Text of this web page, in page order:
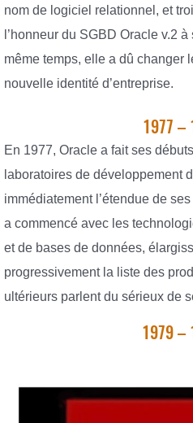
nom de logiciel relationnel, et
l’honneur du SGBD Oracle v.2
même temps, elle a dû changer
nouvelle identité d’entreprise.
1977 –
En 1977, Oracle a fait ses
laboratoires de développement
immédiatement l’étendue de
a commencé avec les
et de bases de données,
progressivement la liste des
ultérieurs parlent du sérieux de
1979 –